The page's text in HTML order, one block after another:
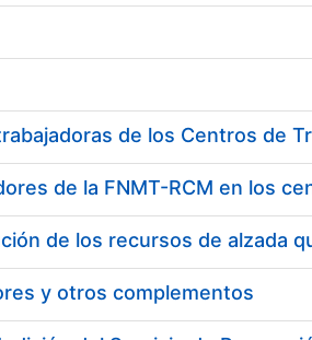
y otros complementos